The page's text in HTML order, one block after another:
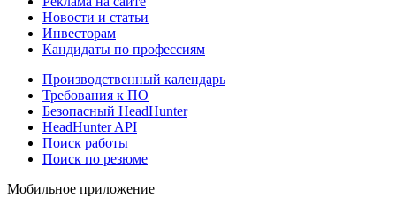
Новости и статьи
Инвесторам
Кандидаты по профессиям
Производственный календарь
Требования к ПО
Безопасный HeadHunter
HeadHunter API
Поиск работы
Поиск по резюме
Мобильное приложение